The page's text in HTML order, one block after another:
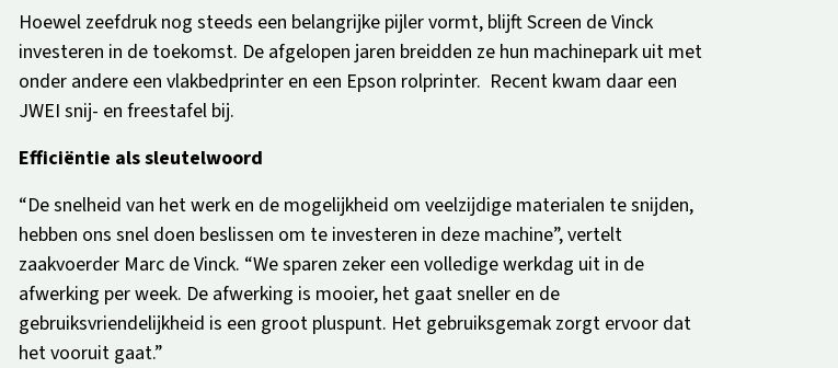
Hoewel zeefdruk nog steeds een belangrijke pijler vormt, blijft Screen de Vinck
investeren in de toekomst. De afgelopen jaren breidden ze hun machinepark uit met
onder andere een vlakbedprinter en een Epson rolprinter. Recent kwam daar een
JWEI snij- en freestafel bij.
Efficiëntie als sleutelwoord
“De snelheid van het werk en de mogelijkheid om veelzijdige materialen te snijden,
hebben ons snel doen beslissen om te investeren in deze machine”, vertelt
zaakvoerder Marc de Vinck. “We sparen zeker een volledige werkdag uit in de
afwerking per week. De afwerking is mooier, het gaat sneller en de
gebruiksvriendelijkheid is een groot pluspunt. Het gebruiksgemak zorgt ervoor dat
het vooruit gaat.”